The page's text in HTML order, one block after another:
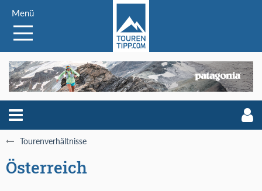
Menü
Tourenverhältnisse
Österreich